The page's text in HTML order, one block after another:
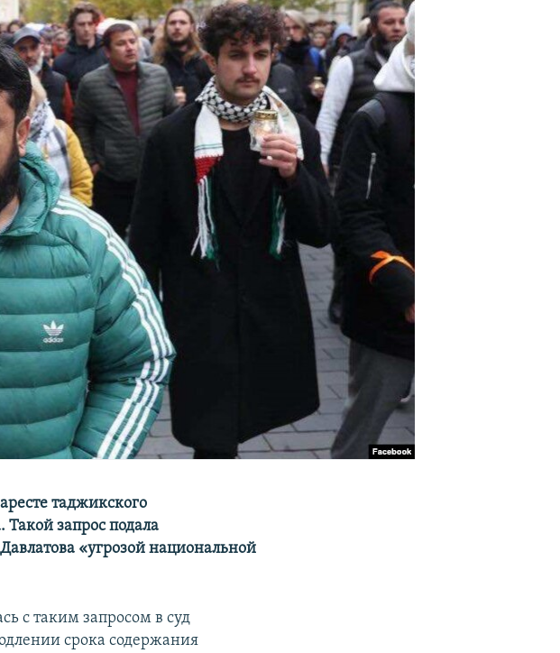
таджикского
Такой запрос подала
«угрозой национальной
с таким запросом в суд
срока содержания